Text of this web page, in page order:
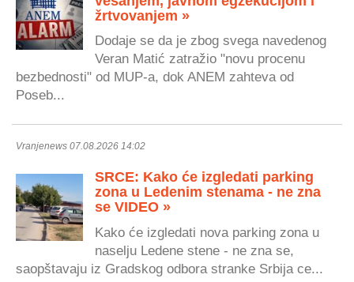
žrtvovanjem »
Dodaje se da je zbog svega navedenog
Veran Matić zatražio "novu procenu
bezbednosti" od MUP-a, dok ANEM zahteva od
Poseb...
Vranjenews 07.08.2026 14:02
SRCE: Kako će izgledati parking
zona u Ledenim stenama - ne zna
se VIDEO »
Kako će izgledati nova parking zona u
naselju Ledene stene - ne zna se,
saopštavaju iz Gradskog odbora stranke Srbija ce...